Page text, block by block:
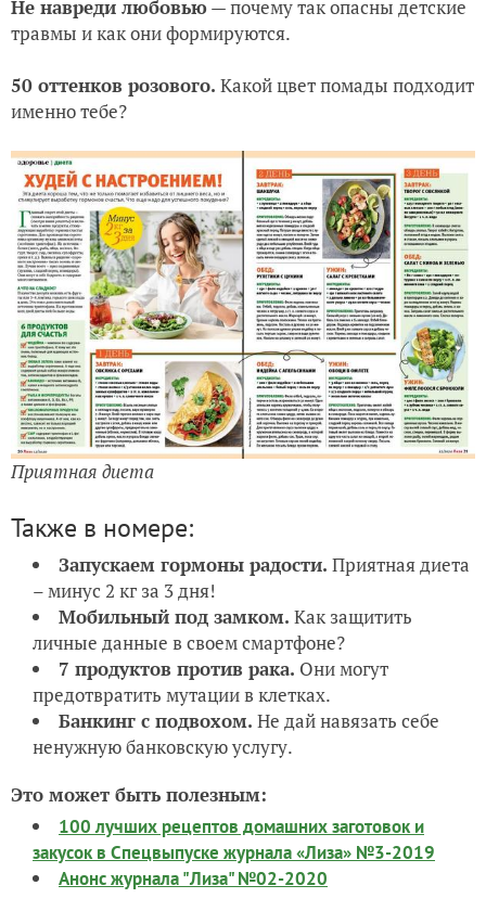
Не навреди любовью— почему так опасны детские
травмы и как они формируются.
50 оттенков розового. Какой цвет помады подходит
именно тебе?
Приятная диета
Также в номере:
Запускаем гормоны радости. Приятная диета
– минус 2 кг за 3 дня!
Мобильный под замком. Как защитить
личные данные в своем смартфоне?
7 продуктов против рака. Они могут
предотвратить мутации в клетках.
Банкинг с подвохом. Не дай навязать себе
ненужную банковскую услугу.
Это может быть полезным:
100 лучших рецептов домашних заготовок и
закусок в Спецвыпуске журнала «Лиза» №3-2019
Анонс журнала "Лиза" №02-2020